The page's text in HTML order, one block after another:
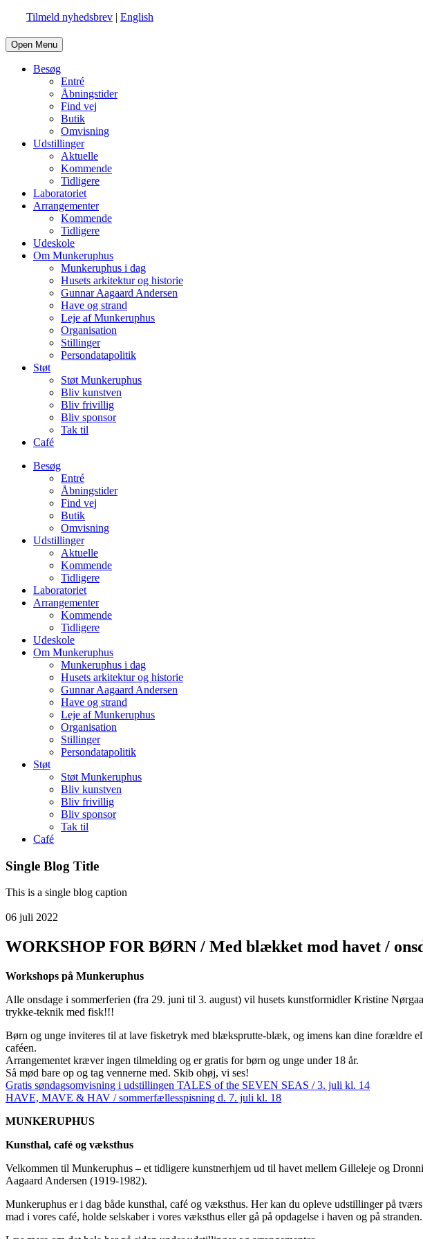
Tilmeld nyhedsbrev | English
Open Menu
Besøg
Entré
Åbningstider
Find vej
Butik
Omvisning
Udstillinger
Aktuelle
Kommende
Tidligere
Laboratoriet
Arrangementer
Kommende
Tidligere
Udeskole
Om Munkeruphus
Munkeruphus i dag
Husets arkitektur og historie
Gunnar Aagaard Andersen
Have og strand
Leje af Munkeruphus
Organisation
Stillinger
Persondatapolitik
Støt
Støt Munkeruphus
Bliv kunstven
Bliv frivillig
Bliv sponsor
Tak til
Café
Besøg
Entré
Åbningstider
Find vej
Butik
Omvisning
Udstillinger
Aktuelle
Kommende
Tidligere
Laboratoriet
Arrangementer
Kommende
Tidligere
Udeskole
Om Munkeruphus
Munkeruphus i dag
Husets arkitektur og historie
Gunnar Aagaard Andersen
Have og strand
Leje af Munkeruphus
Organisation
Stillinger
Persondatapolitik
Støt
Støt Munkeruphus
Bliv kunstven
Bliv frivillig
Bliv sponsor
Tak til
Café
Single Blog Title
This is a single blog caption
06 juli 2022
WORKSHOP FOR BØRN / Med blækket mod havet /
Workshops på Munkeruphus
Alle onsdage i sommerferien (fra 29. juni til 3. august) vil husets kunstformidler Kristine
trykke-teknik med fisk!!!
Børn og unge inviteres til at lave fisketryk med blæksprutte-blæk, og imens kan dine forældre
caféen.
Arrangementet kræver ingen tilmelding og er gratis for børn og unge under 18 år.
Så mød bare op og tag vennerne med. Skib ohøj, vi ses!
Gratis søndagsomvisning i udstillingen TALES of the SEVEN SEAS / 3. juli kl. 14
HAVE, MAVE & HAV / sommerfællesspisning d. 7. juli kl. 18
MUNKERUPHUS
Kunsthal, café og væksthus
Velkommen til Munkeruphus – et tidligere kunstnerhjem ud til havet mellem Gilleleje og
Aagaard Andersen (1919-1982).
Munkeruphus er i dag både kunsthal, café og væksthus. Her kan du opleve udstillinger på
mad i vores café, holde selskaber i vores væksthus eller gå på opdagelse i haven og på stranden.